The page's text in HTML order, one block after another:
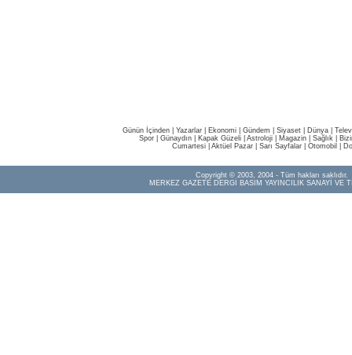
Günün İçinden Yazarlar Ekonomi Gündem Siyaset Dünya |
Spor
Günaydın Kapak Güzeli Astroloji Magazin Sağlık
Cumartesi| Aktüel Pazar| Sarı Sayfalar| Otomobil
Copyright © 2003, 2004 - Tüm hakları saklıdır.
MERKEZ GAZETE DERGİ BASIM YAYINCILIK SANAYİ VE